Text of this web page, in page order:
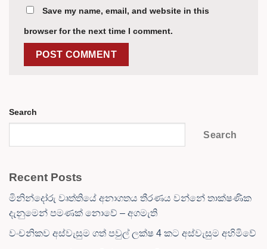
Save my name, email, and website in this
browser for the next time I comment.
Search
Search
Recent Posts
මිනින්දෝරු වෘත්තියේ අනාගතය තීරණය වන්නේ තාක්ෂණික
දැනුමෙන් පමණක් නොවේ – අගමැති
වංචනිකව අස්වැසුම ගත් පවුල් ලක්ෂ 4 කට අස්වැසුම අහිමිවේ